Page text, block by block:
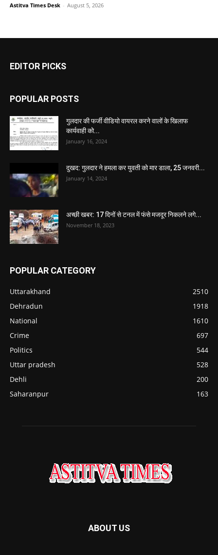
Astitva Times Desk - August 5, 2026
EDITOR PICKS
POPULAR POSTS
गुलदार की फर्जी वीडियो वायरल करने वालों के खिलाफ
कार्यवाही को...
January 16, 2024
दुखद: गुलदार ने हमला कर युवती को मार डाला, 25 जनवरी...
January 14, 2024
अच्छी खबर: 17 दिनों से टनल में फंसे मजदूर निकलने लगे...
November 18, 2023
POPULAR CATEGORY
Uttarakhand
2510
Dehradun
1918
National
1610
Crime
697
Politics
544
Uttar pradesh
528
Dehli
200
Saharanpur
163
ABOUT US